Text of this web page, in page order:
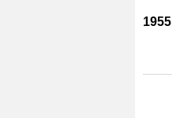
1955